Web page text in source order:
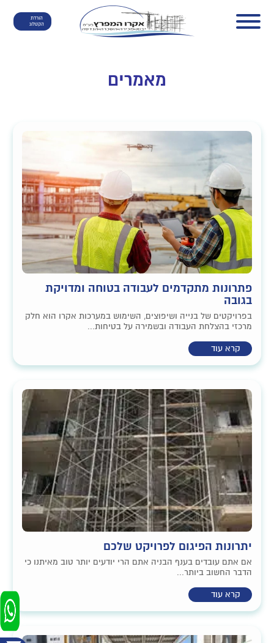
הורדת
הקטלוג
מאמרים
פתרונות מתקדמים לעבודה בטוחה ומדויקת
בגובה
בפרויקטים של בנייה ושיפוצים, השימוש במערכות אקרו הוא חלק
מרכזי בהצלחת העבודה ובשמירה על בטיחות...
קרא עוד
יתרונות הפיגום לפרויקט שלכם
אם אתם עובדים בענף הבניה אתם הרי יודעים יותר טוב מאיתנו כי
הדבר החשוב ביותר...
קרא עוד